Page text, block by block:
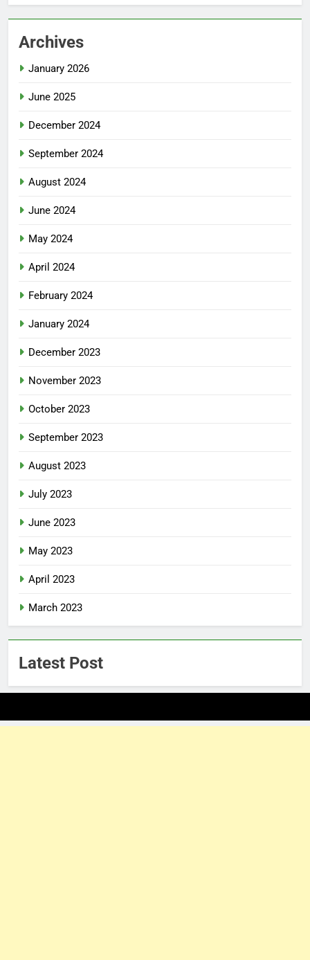
Archives
January 2026
June 2025
December 2024
September 2024
August 2024
June 2024
May 2024
April 2024
February 2024
January 2024
December 2023
November 2023
October 2023
September 2023
August 2023
July 2023
June 2023
May 2023
April 2023
March 2023
Latest Post